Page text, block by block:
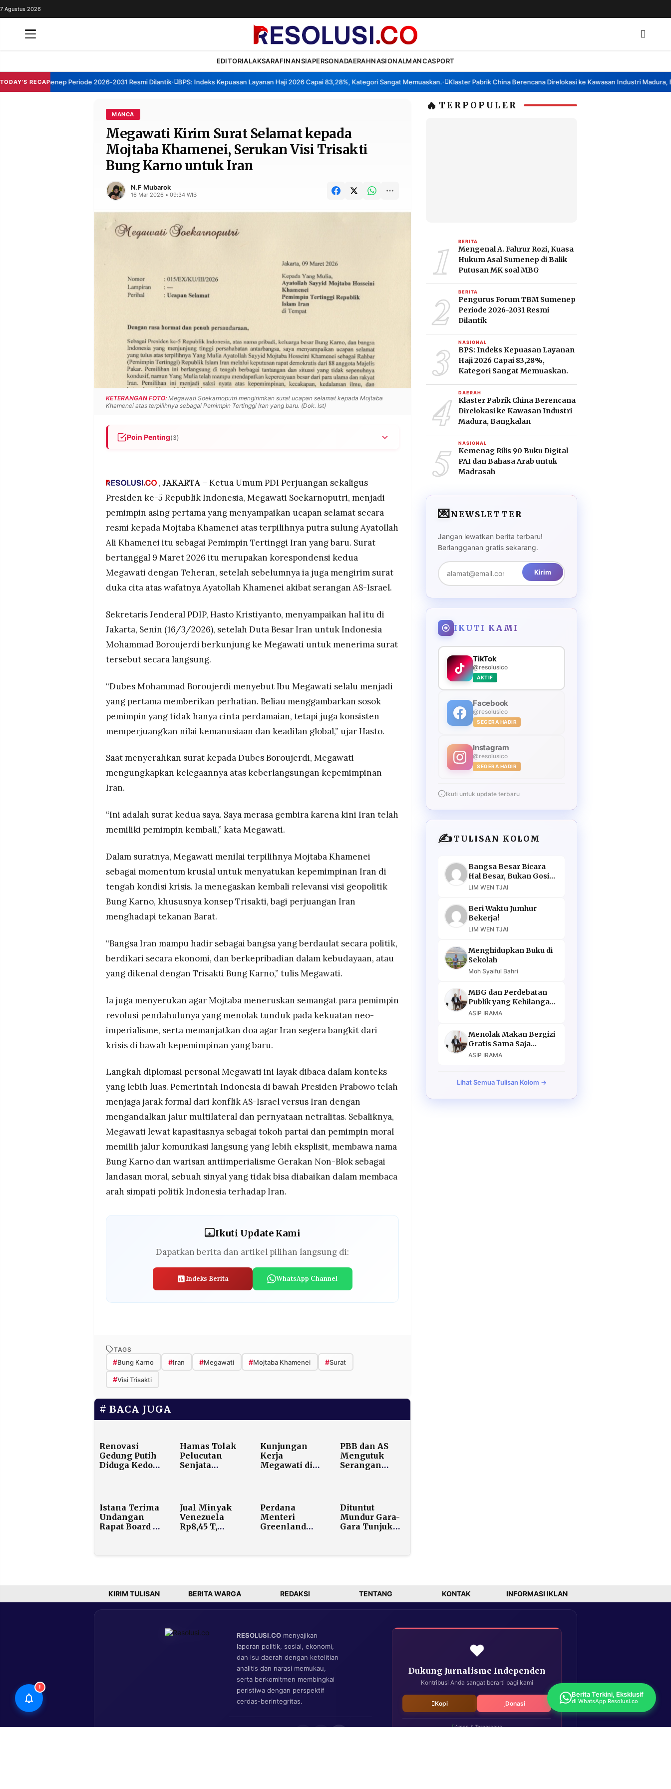
REDAKSI
7 Agustus 2026
EDITORIALAKSARAFINANSIAPERSONADAERAHNASIONALMANCASPORT
TODAY'S RECAP
TBM Sumenep Periode 2026-2031 Resmi Dilantik• BPS: Indeks Kepuasan Layanan Haji 2026 Capai 83,28%, Kategori Sangat Memuaskan.• Klaster Pabrik China Berencana Direlokasi ke Kawasan Industri Madura,
MANCA
Megawati Kirim Surat Selamat kepada
Mojtaba Khamenei, Serukan Visi Trisakti
Bung Karno untuk Iran
N.F Mubarok
16 Mar 2026 • 09:34 WIB
KETERANGAN FOTO: Megawati Soekarnoputri mengirimkan surat ucapan selamat kepada Mojtaba
Khamenei atas terpilihnya sebagai Pemimpin Tertinggi Iran yang baru. (Dok. Ist)
Poin Penting(3)
Megawati ke Teheran, setelah surat duka atas wafatnya Ayatollah Khamenei
akibat serangan AS-Israel.
Dalam surat bertanggal 9 Maret 2026 itu, Megawati menyerukan visi Trisakti
Bung Karno sebagai cermin perjuangan Iran menghadapi tekanan Barat, dan
mendorong Mojtaba meneruskan semangat perlawanan terhadap neo-
imperialisme dari para pemimpin revolusi sebelumnya.
Dubes Iran Mohammad Boroujerdi memuji konsistensi Megawati sebagai
pemimpin yang selalu pertama memberikan perhatian dan memperjuangkan
keadilan global, dalam kunjungannya ke Megawati untuk menerima surat
tersebut secara langsung.
, JAKARTA– Ketua Umum PDI Perjuangan sekaligus
Presiden ke-5 Republik Indonesia, Megawati Soekarnoputri, menjadi
pemimpin asing pertama yang menyampaikan ucapan selamat secara
resmi kepada Mojtaba Khamenei atas terpilihnya putra sulung Ayatollah
Ali Khamenei itu sebagai Pemimpin Tertinggi Iran yang baru. Surat
bertanggal 9 Maret 2026 itu merupakan korespondensi kedua
Megawati dengan Teheran, setelah sebelumnya ia juga mengirim surat
duka cita atas wafatnya Ayatollah Khamenei akibat serangan AS-Israel.
Sekretaris Jenderal PDIP, Hasto Kristiyanto, menyampaikan hal itu di
Jakarta, Senin (16/3/2026), setelah Duta Besar Iran untuk Indonesia
Mohammad Boroujerdi berkunjung ke Megawati untuk menerima surat
tersebut secara langsung.
“Dubes Mohammad Boroujerdi menyebut Ibu Megawati selalu menjadi
yang pertama memberikan perhatian. Beliau menggambarkan sosok
pemimpin yang tidak hanya cinta perdamaian, tetapi juga konsisten
memperjuangkan nilai kemanusiaan dan keadilan global,” ujar Hasto.
Saat menyerahkan surat kepada Dubes Boroujerdi, Megawati
mengungkapkan kelegaannya atas keberlangsungan kepemimpinan
Iran.
“Ini adalah surat kedua saya. Saya merasa gembira karena kini Iran telah
memiliki pemimpin kembali,” kata Megawati.
Dalam suratnya, Megawati menilai terpilihnya Mojtaba Khamenei
sebagai momentum krusial untuk menyatukan kepemimpinan Iran di
tengah kondisi krisis. Ia menegaskan kembali relevansi visi geopolitik
Bung Karno, khususnya konsep Trisakti, bagi perjuangan Iran
menghadapi tekanan Barat.
“Bangsa Iran mampu hadir sebagai bangsa yang berdaulat secara politik,
berdikari secara ekonomi, dan berkepribadian dalam kebudayaan, atau
yang dikenal dengan Trisakti Bung Karno,” tulis Megawati.
Ia juga menyerukan agar Mojtaba meneruskan semangat para pemimpin
revolusi pendahulunya yang menolak tunduk pada kekuatan neo-
imperialisme, serta memanjatkan doa agar Iran segera bangkit dari
krisis di bawah kepemimpinan yang baru.
Langkah diplomasi personal Megawati ini layak dibaca dalam konteks
yang lebih luas. Pemerintah Indonesia di bawah Presiden Prabowo telah
menjaga jarak formal dari konflik AS-Israel versus Iran dengan
mengandalkan jalur multilateral dan pernyataan netralitas. Sebaliknya,
Megawati lewat kapasitasnya sebagai tokoh partai dan pemimpin moral
memilih jalur komunikasi langsung yang lebih eksplisit, membawa nama
Bung Karno dan warisan antiimperialisme Gerakan Non-Blok sebagai
landasan moral, sebuah sinyal yang tidak bisa diabaikan dalam membaca
arah simpati politik Indonesia terhadap Iran.
Ikuti Update Kami
Dapatkan berita dan artikel pilihan langsung di:
Indeks Berita WhatsApp Channel
TAGS
#Bung Karno #Iran #Megawati #Mojtaba Khamenei #Surat
#Visi Trisakti
BACA JUGA
Renovasi
Gedung Putih
Diduga Kedok
Trump
Hamas Tolak
Pelucutan
Senjata
Berlanjut
Kunjungan
Kerja
Megawati di
Kekeluargaan
di Rumah
Dubes
PBB dan AS
Mengutuk
Serangan
Bantuan
Kemanusiaan
di Sudan
Istana Terima
Undangan
Rapat Board of
Jual Minyak
Venezuela
Rp8,45 T,
Perdana
Menteri
Greenland
Dituntut
Mundur Gara-
Gara Tunjuk
Mandat
🔥 TERPOPULER
1 BERITA
Mengenal A. Fahrur Rozi, Kuasa
Hukum Asal Sumenep di Balik
Putusan MK soal MBG
2 BERITA
Pengurus Forum TBM Sumenep
Periode 2026-2031 Resmi
Dilantik
3 NASIONAL
BPS: Indeks Kepuasan Layanan
Haji 2026 Capai 83,28%,
Kategori Sangat Memuaskan.
4 DAERAH
Klaster Pabrik China Berencana
Direlokasi ke Kawasan Industri
Madura, Bangkalan
5 NASIONAL
Kemenag Rilis 90 Buku Digital
PAI dan Bahasa Arab untuk
Madrasah
💌NEWSLETTER
Jangan lewatkan berita terbaru!
Berlangganan gratis sekarang.
Kirim
IKUTI KAMI
TikTok
@resolusico
AKTIF
Facebook
@resolusico
SEGERA HADIR
Instagram
@resolusico
SEGERA HADIR
Ikuti untuk update terbaru
✍️TULISAN KOLOM
Bangsa Besar Bicara
Hal Besar, Bukan Gosip
Murahan
LIM WEN TJAI
Beri Waktu Jumhur
Bekerja!
LIM WEN TJAI
Menghidupkan Buku di
Sekolah
Moh Syaiful Bahri
MBG dan Perdebatan
Publik yang Kehilangan
Argumen
ASIP IRAMA
Menolak Makan Bergizi
Gratis Sama Saja
Menolak Masa Depan
ASIP IRAMA
Lihat Semua Tulisan Kolom →
KIRIM TULISAN BERITA WARGA REDAKSI TENTANG KONTAK INFORMASI IKLAN
RESOLUSI.CO menyajikan
laporan politik, sosial, ekonomi,
dan isu daerah dengan ketelitian
analitis dan narasi memukau,
serta berkomitmen membingkai
peristiwa dengan perspektif
cerdas-berintegritas.
❤️
Dukung Jurnalisme Independen
Kontribusi Anda sangat berarti bagi kami
Kopi Donasi
Aman & Terpercaya
!
Berita Terkini, Eksklusif
di WhatsApp Resolusi.co